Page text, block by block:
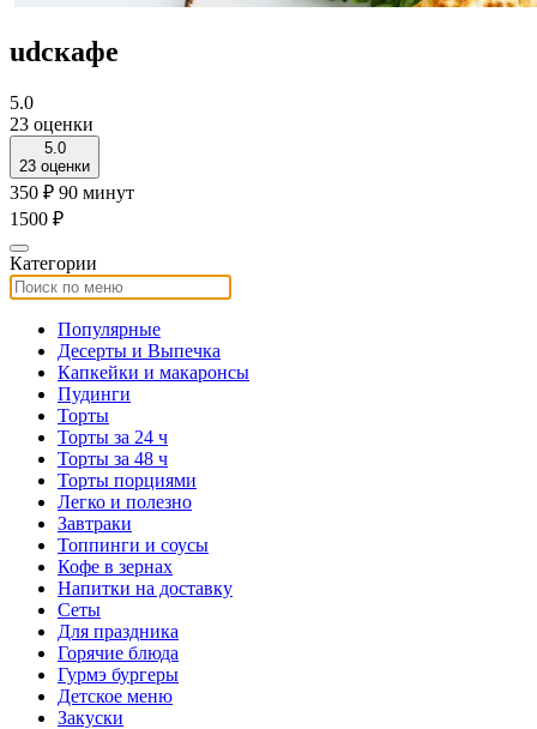
udcкафе
5.0
23 оценки
5.0
23 оценки
350 ₽ 90 минут
1500 ₽
Категории
Популярные
Десерты и Выпечка
Капкейки и макаронсы
Пудинги
Торты
Торты за 24 ч
Торты за 48 ч
Торты порциями
Легко и полезно
Завтраки
Топпинги и соусы
Кофе в зернах
Напитки на доставку
Сеты
Для праздника
Горячие блюда
Гурмэ бургеры
Детское меню
Закуски